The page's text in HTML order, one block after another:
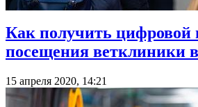
Как получить цифровой
посещения ветклиники
15 апреля 2020, 14:21